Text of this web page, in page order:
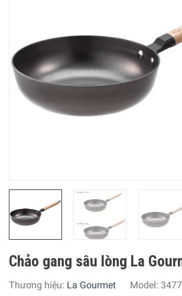
Chảo gang sâu lòng La
Thương hiệu: La Gourmet Model: